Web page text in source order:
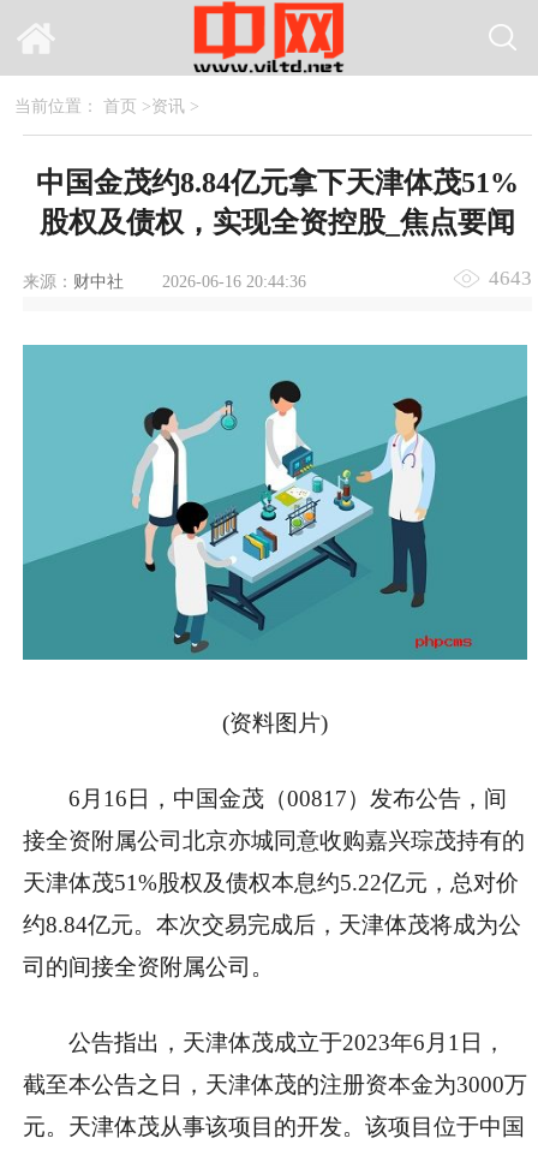
当前位置： 首页 >资讯>
中国金茂约8.84亿元拿下天津体茂51%
股权及债权，实现全资控股_焦点要闻
来源： 财中社 2026-06-16 20:44:36 4643
(资料图片)
6月16日，中国金茂（00817）发布公告，间
接全资附属公司北京亦城同意收购嘉兴琮茂持有的
天津体茂51%股权及债权本息约5.22亿元，总对价
约8.84亿元。本次交易完成后，天津体茂将成为公
司的间接全资附属公司。
公告指出，天津体茂成立于2023年6月1日，
截至本公告之日，天津体茂的注册资本金为3000万
元。天津体茂从事该项目的开发。该项目位于中国